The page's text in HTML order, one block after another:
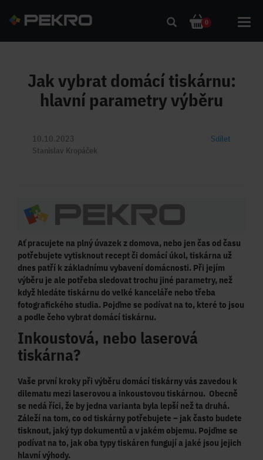
0
Jak vybrat domácí tiskárnu:
hlavní parametry výběru
10.10.2023
Stanislav Kropáček
Sdílet
Ať pracujete na plný úvazek z domova, nebo jen čas od času
potřebujete vytisknout recept či domácí úkol, tiskárna už
dnes patří k základnímu vybavení domácnosti. Při jejím
výběru je ale potřeba sledovat trochu jiné parametry, než
když hledáte tiskárnu do velké kanceláře nebo třeba
fotografického studia. Pojďme se podívat na to, které to jsou
a podle čeho vybrat domácí tiskárnu.
Inkoustová, nebo laserová
tiskárna?
Vaše první kroky při výběru domácí tiskárny vás zavedou k
dilematu mezi laserovou a inkoustovou tiskárnou. Obecně
se nedá říci, že by jedna varianta byla lepší než ta druhá.
Záleží na tom, co od tiskárny potřebujete – jak často budete
tisknout, jaký typ dokumentů a v jakém objemu. Pojďme se
podívat na to, jak oba typy tiskáren fungují a jaké jsou jejich
hlavní výhody.